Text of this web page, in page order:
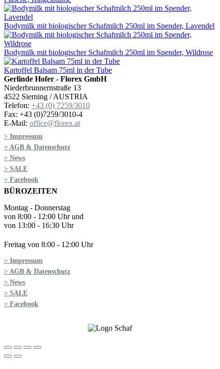
Bodymilk mit biologischer Schafmilch 250ml im Spender, Lavendel
Bodymilk mit biologischer Schafmilch 250ml im Spender, Wildrose
Kartoffel Balsam 75ml in der Tube
Gerlinde Hofer - Florex GmbH
Niederbrunnernstraße 13
4522 Sierning / AUSTRIA
Telefon: +43 (0) 7259/3010
Fax: +43 (0)7259/3010-4
E-Mail: office@florex.at
> Impressum
> AGB & Datenschutz
> News
> SALE
> Facebook
BÜROZEITEN
Montag - Donnerstag
von 8:00 - 12:00 Uhr und
von 13:00 - 16:30 Uhr
Freitag von 8:00 - 12:00 Uhr
> Impressum
> AGB & Datenschutz
> News
> SALE
> Facebook